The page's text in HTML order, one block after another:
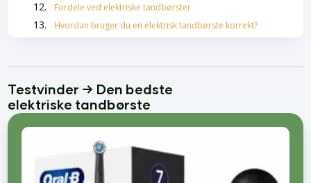
Fordele ved elektriske tandbørster
Hvordan bruger du en elektrisk tandbørste korrekt?
Skælshampoo Bedst i Test
Bedste Krøllecremer
Føntørrer bedst i test
Testvinder → Den bedste
elektriske tandbørste